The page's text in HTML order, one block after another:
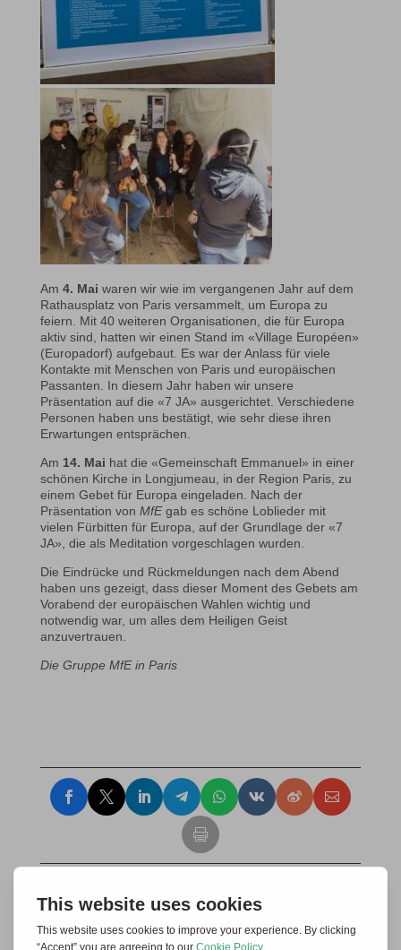
Am 4. Mai waren wir wie im vergangenen Jahr auf dem
Rathausplatz von Paris versammelt, um Europa zu
feiern. Mit 40 weiteren Organisationen, die für Europa
aktiv sind, hatten wir einen Stand im «Village Européen»
(Europadorf) aufgebaut. Es war der Anlass für viele
Kontakte mit Menschen von Paris und europäischen
Passanten. In diesem Jahr haben wir unsere
Präsentation auf die «7 JA» ausgerichtet. Verschiedene
Personen haben uns bestätigt, wie sehr diese ihren
Erwartungen entsprächen.
Am 14. Mai hat die «Gemeinschaft Emmanuel» in einer
schönen Kirche in Longjumeau, in der Region Paris, zu
einem Gebet für Europa eingeladen. Nach der
Präsentation von MfEgab es schöne Loblieder mit
vielen Fürbitten für Europa, auf der Grundlage der «7
JA», die als Meditation vorgeschlagen wurden.
Die Eindrücke und Rückmeldungen nach dem Abend
haben uns gezeigt, dass dieser Moment des Gebets am
Vorabend der europäischen Wahlen wichtig und
notwendig war, um alles dem Heiligen Geist
anzuvertrauen.
Die Gruppe MfE in Paris
Invia un commento
Il tuo indirizzo email non sarà pubblicato.